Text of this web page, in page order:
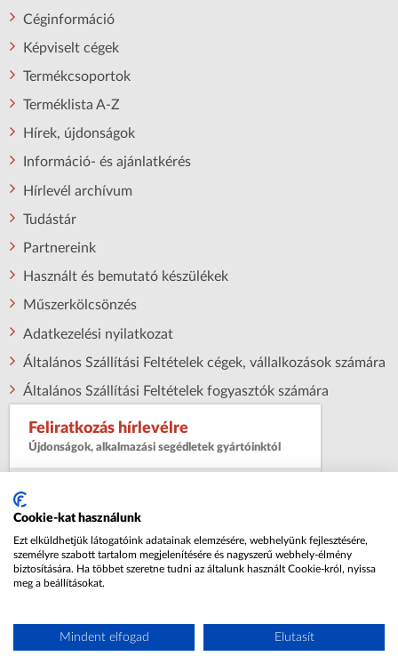
Céginformáció
Képviselt cégek
Termékcsoportok
Terméklista A-Z
Hírek, újdonságok
Információ- és ajánlatkérés
Hírlevél archívum
Tudástár
Partnereink
Használt és bemutató készülékek
Műszerkölcsönzés
Adatkezelési nyilatkozat
Általános Szállítási Feltételek cégek, vállalkozások számára
Általános Szállítási Feltételek fogyasztók számára
Feliratkozás hírlevélre
Újdonságok, alkalmazási segédletek gyártóinktól
Email cím:
Azadatkezelési nyilatkozatot
Cookie-kat használunk
Ezt elküldhetjük látogatóink adatainak elemzésére, webhelyünk fejlesztésére,
személyre szabott tartalom megjelenítésére és nagyszerű webhely-élmény
biztosítására. Ha többet szeretne tudni az általunk használt Cookie-król, nyissa
meg a beállításokat.
Mindent elfogad Elutasít